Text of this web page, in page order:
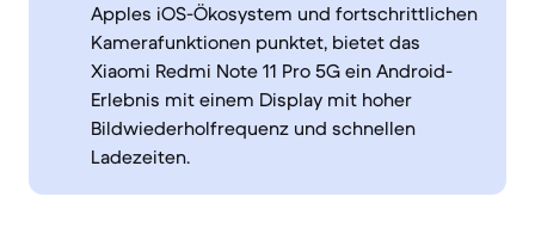
Apples iOS-Ökosystem und fortschrittlichen
Kamerafunktionen punktet, bietet das
Xiaomi Redmi Note 11 Pro 5G ein Android-
Erlebnis mit einem Display mit hoher
Bildwiederholfrequenz und schnellen
Ladezeiten.